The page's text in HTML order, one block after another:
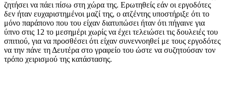
ζητήσει να πάει πίσω στη χώρα της. Ερωτηθείς εάν οι εργοδότες
δεν ήταν ευχαριστημένοι μαζί της, ο ατζέντης υποστήριξε ότι το
μόνο παράπονο που του είχαν διατυπώσει ήταν ότι πήγαινε για
ύπνο στις 12 το μεσημέρι χωρίς να έχει τελειώσει τις δουλειές του
σπιτιού, για να προσθέσει ότι είχαν συνεννοηθεί με τους εργοδότες
να την πάνε τη Δευτέρα στο γραφείο του ώστε να συζητούσαν τον
τρόπο χειρισμού της κατάστασης.